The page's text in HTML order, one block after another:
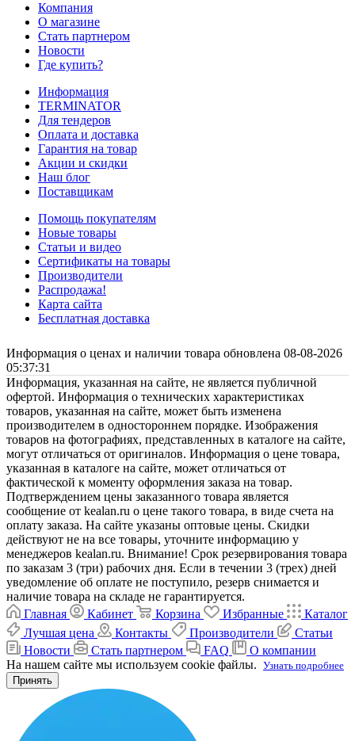
Компания
О магазине
Стать партнером
Новости
Где купить?
Информация
TERMINATOR
Для тендеров
Оплата и доставка
Гарантия на товар
Акции и скидки
Наш блог
Поставщикам
Помощь покупателям
Новые товары
Статьи и видео
Сертификаты на товары
Производители
Распродажа!
Карта сайта
Бесплатная доставка
Информация о ценах и наличии товара обновлена 08-08-2026
05:37:31
Информация, указанная на сайте, не является публичной
офертой. Информация о технических характеристиках
товаров, указанная на сайте, может быть изменена
производителем в одностороннем порядке. Изображения
товаров на фотографиях, представленных в каталоге на сайте,
могут отличаться от оригиналов. Информация о цене товара,
указанная в каталоге на сайте, может отличаться от
фактической к моменту оформления заказа на товар.
Подтверждением цены заказанного товара является
сообщение от kealan.ru о цене такого товара, в виде счета на
оплату заказа. На сайте указаны оптовые цены. Скидки
действуют не на все товары, уточните информацию у
менеджеров kealan.ru. Внимание! Срок резервирования товара
по заказам 3 (три) рабочих дня. Если в течении 3 (трех) дней
уведомление об оплате не поступило, резерв снимается и
наличие товара на складе не гарантируется.
Главная
Кабинет Корзина Избранные
Каталог
Лучшая цена
Контакты Производители
Статьи
Новости
Стать партнером FAQ
О компании
На нашем сайте мы используем cookie файлы. Узнать подробнее
Принять